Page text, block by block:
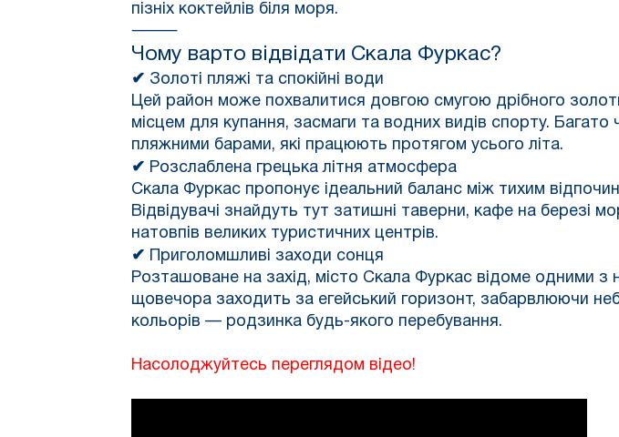
пізніх коктейлів біля моря.
⸻
Чому варто відвідати Скала Фуркас?
✔ Золоті пляжі та спокійні води
Цей район може похвалитися довгою смугою дрібного
місцем для купання, засмаги та водних видів спорту.
пляжними барами, які працюють протягом усього літа.
✔ Розслаблена грецька літня атмосфера
Скала Фуркас пропонує ідеальний баланс між тихим
Відвідувачі знайдуть тут затишні таверни, кафе на
натовпів великих туристичних центрів.
✔ Приголомшливі заходи сонця
Розташоване на захід, місто Скала Фуркас відоме одними з
щовечора заходить за егейський горизонт, забарвлюючи
кольорів — родзинка будь-якого перебування.
Насолоджуйтесь переглядом відео!